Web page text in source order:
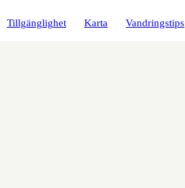
Tillgänglighet Karta Vandringstips